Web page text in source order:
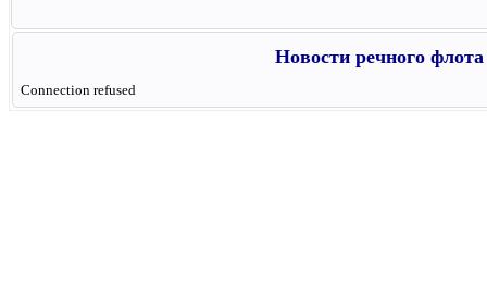
Новости речного
Connection refused